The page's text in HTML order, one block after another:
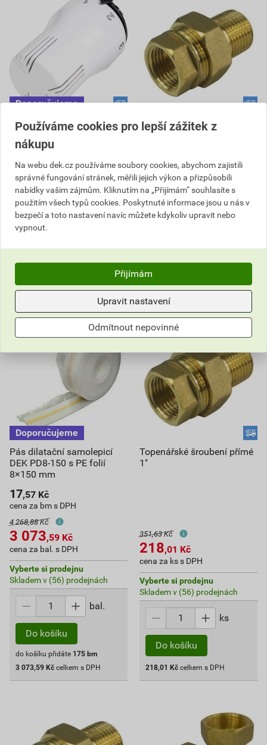
Hlavice termostatická DEK
TRV1
193,60 Kč
158,75 Kč
cena za ks s DPH
Vyberte si prodejnu
Skladem v (57) prodejnách
Do košíku
158,75 Kč celkem s DPH
Topenářské šroubení přímé
1/2"
95,95Kč
cena za ks s DPH
Vyberte si prodejnu
Skladem v (57) prodejnách
Do košíku
95,95 Kč celkem s DPH
Pás dilatační samolepicí
DEK PD8-150 s PE folií
8×150 mm
17,57 Kč
cena za bm s DPH
4 268,88 Kč
3 073,59 Kč
cena za bal. s DPH
Vyberte si prodejnu
Skladem v (56) prodejnách
bal.
Do košíku
do košíku přidáte 175 bm
3 073,59 Kč celkem s DPH
Topenářské šroubení přímé
1"
351,63 Kč
218,01 Kč
cena za ks s DPH
Vyberte si prodejnu
Skladem v (56) prodejnách
ks
Do košíku
218,01 Kč celkem s DPH
Používáme cookies pro lepší zážitek z
nákupu
Na webu dek.cz používáme soubory cookies, abychom zajistili
správné fungování stránek, měřili jejich výkon a přizpůsobili
nabídky vašim zájmům. Kliknutím na „Přijímám“ souhlasíte s
použitím všech typů cookies. Poskytnuté informace jsou u nás v
bezpečí a toto nastavení navíc můžete kdykoliv upravit nebo
vypnout.
Přijímám
Upravit nastavení
Odmítnout nepovinné